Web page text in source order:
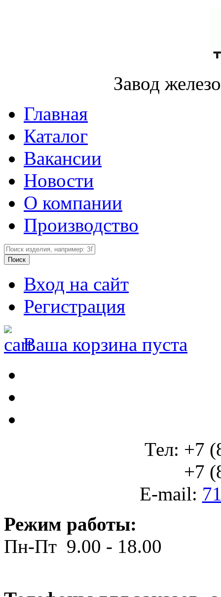
Завод
Главная
Каталог
Вакансии
Новости
О компании
Производство
Вход на сайт
Регистрация
Ваша корзина пуста
Тел: +7
+7
E-mail:
Режим работы:
Пн-Пт 9.00 - 18.00